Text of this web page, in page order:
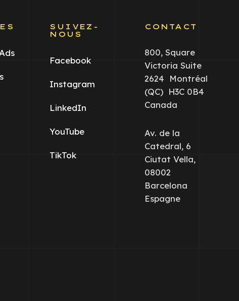
SUIVEZ-
NOUS
Facebook
Instagram
LinkedIn
YouTube
TikTok
CONTACT
800, Square
Victoria Suite
2624 Montréal
(QC) H3C 0B4
Canada
Av. de la
Catedral, 6
Ciutat Vella,
08002
Barcelona
Espagne